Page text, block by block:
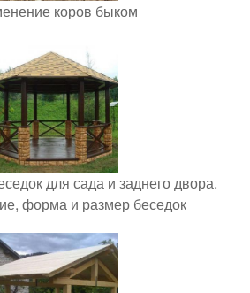
коров быком
для сада и заднего двора.
форма и размер беседок